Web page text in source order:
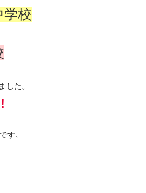
学校
した。
す。